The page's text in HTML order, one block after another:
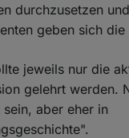
durchzusetzen
geben sich die
jeweils nur die
gelehrt werden.
aber eher in